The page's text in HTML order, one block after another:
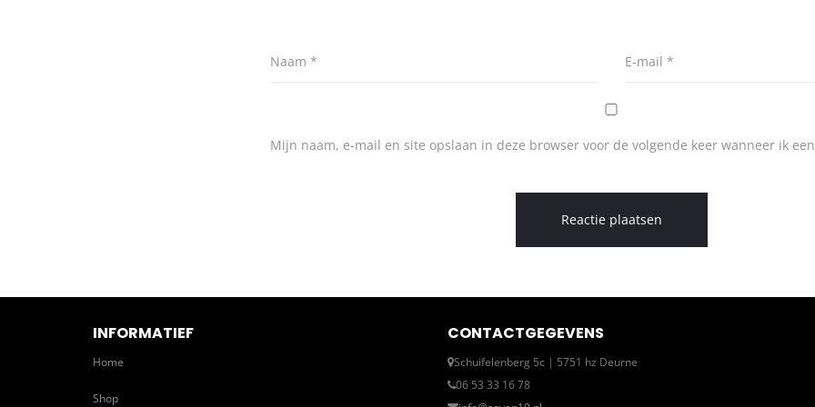
Naam * E-mail *
Mijn naam, e-mail en site opslaan in deze browser voor de volgende keer wanneer ik
INFORMATIEF
Home
Shop
CONTACTGEGEVENS
Schuifelenberg 5c | 5751 hz Deurne
06 53 33 16 78